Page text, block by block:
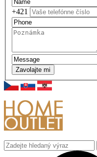
+421
Zavolajte mi